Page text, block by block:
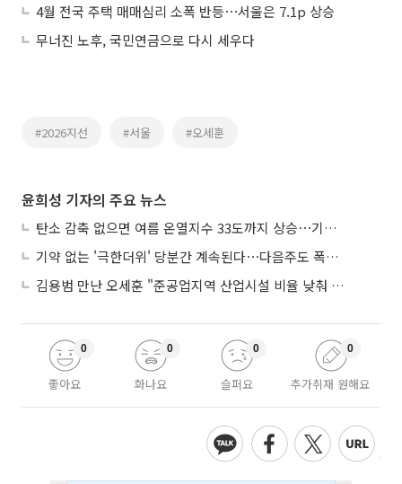
4월 전국 주택 매매심리 소폭 반등⋯서울은 7.1p 상승
무너진 노후, 국민연금으로 다시 세우다
#2026지선 #서울 #오세훈
윤희성 기자의 주요 뉴스
탄소 감축 없으면 여름 온열지수 33도까지 상승⋯기상청, 2100년 미래전망
기약 없는 '극한더위' 당분간 계속된다⋯다음주도 폭염·열대야 지속
김용범 만난 오세훈 "준공업지역 산업시설 비율 낮춰 공급 늘려야"
좋아요
0
화나요
0
슬퍼요
0
추가취재 원해요
0